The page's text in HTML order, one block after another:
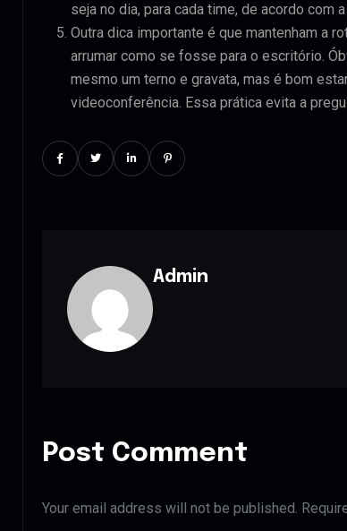
seja no dia, para cada time, de acordo com
Outra dica importante é que mantenham a
arrumar como se fosse para o escritório.
mesmo um terno e gravata, mas é bom
videoconferência. Essa prática evita a
Admin
Post Comment
Your email address will not be published.